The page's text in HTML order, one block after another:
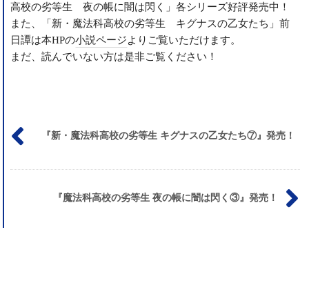
高校の劣等生 夜の帳に闇は閃く」各シリーズ好評発売中！
また、「新・魔法科高校の劣等生 キグナスの乙女たち」前
日譚は本HPの小説ページよりご覧いただけます。
まだ、読んでいない方は是非ご覧ください！
稿
『新・魔法科高校の劣等生 キグナスの乙女たち⑦』発売！
『魔法科高校の劣等生 夜の帳に闇は閃く③』発売！